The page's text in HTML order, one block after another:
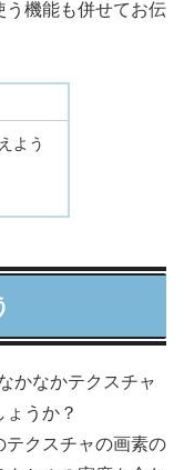
う機能も併せてお伝
よう
かなかテクスチャ
うか？
テクスチャの画素の